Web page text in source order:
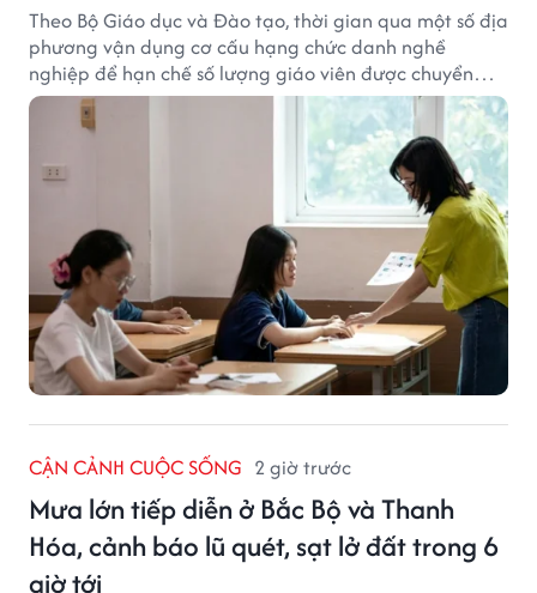
Theo Bộ Giáo dục và Đào tạo, thời gian qua một số địa
phương vận dụng cơ cấu hạng chức danh nghề
nghiệp để hạn chế số lượng giáo viên được chuyển
xếp từ hạng cũ sang hạng tương ứng theo quy định
mới, gây những bất cập.
CẬN CẢNH CUỘC SỐNG 2 giờ trước
Mưa lớn tiếp diễn ở Bắc Bộ và Thanh
Hóa, cảnh báo lũ quét, sạt lở đất trong 6
giờ tới